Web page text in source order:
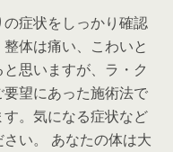
症状をしっかり確認
体は痛い、こわいと
思いますが、ラ・ク
望にあった施術法で
。気になる症状など
い。 あなたの体は大